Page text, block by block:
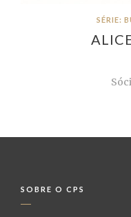
SÉRIE:
SOBRE O CPS